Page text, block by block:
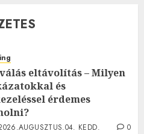
eltávolítás – Milyen
és
érdemes
KEDD.
0